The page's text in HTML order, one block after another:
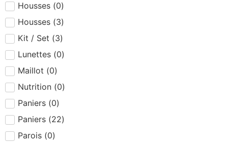
Housses (0)
Housses (3)
Kit / Set (3)
Lunettes (0)
Maillot (0)
Nutrition (0)
Paniers (0)
Paniers (22)
Parois (0)